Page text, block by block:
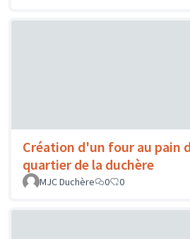
Création d'un four au pain
quartier de la duchère
MJC Duchère
0 0